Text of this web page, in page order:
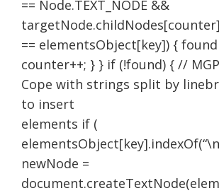
== Node.TEXT_NODE &&
== elementsObject[key]) {
counter++; } } if (!found) { //
Cope with strings split by
to insert
elements if (
newNode =